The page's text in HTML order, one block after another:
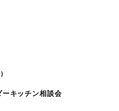
ーキッチン相談会